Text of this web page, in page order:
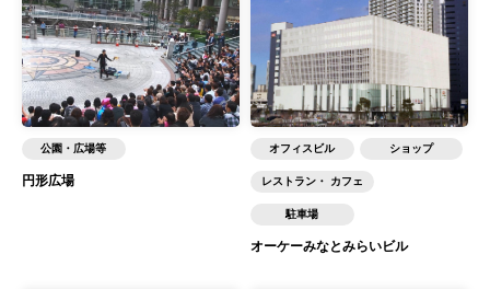
円形広場
公園・広場等
オーケーみなとみらいビル
オフィスビル ショップ
レストラン・ カフェ
駐車場